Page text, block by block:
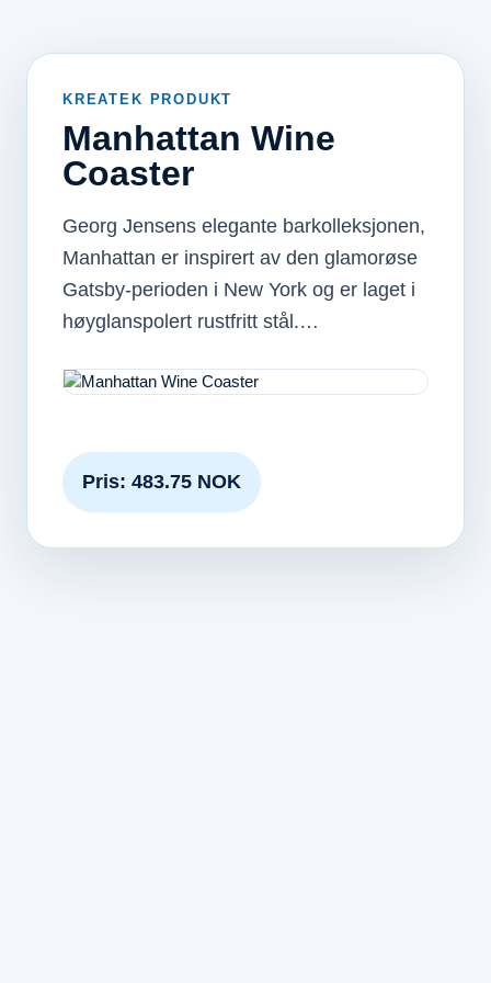
KREATEK PRODUKT
Manhattan Wine
Coaster
Georg Jensens elegante barkolleksjonen,
Manhattan er inspirert av den glamorøse
Gatsby-perioden i New York og er laget i
høyglanspolert rustfritt stål.…
Pris: 483.75 NOK